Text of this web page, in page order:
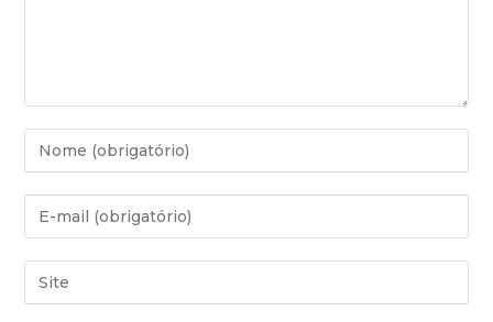
Digite
seu
nome
ou
de
usuário
Digite
seu
endereço
de
Digite
o